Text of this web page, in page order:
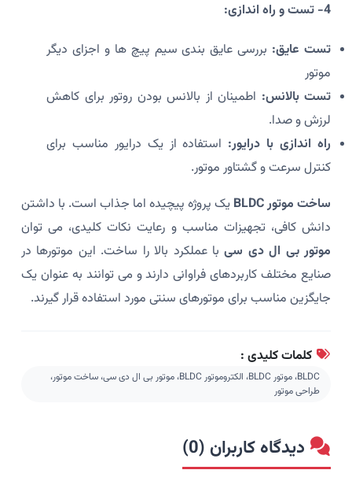
4- تست و راه اندازی:
تست عایق: بررسی عایق بندی سیم پیچ ها و اجزای دیگر
موتور
تست بالانس: اطمینان از بالانس بودن روتور برای کاهش
لرزش و صدا.
راه اندازی با درایور: استفاده از یک درایور مناسب برای
کنترل سرعت و گشتاور موتور.
ساخت موتور BLDC
یک پروژه پیچیده اما جذاب است. با داشتن
دانش کافی، تجهیزات مناسب و رعایت نکات کلیدی، می توان
موتور بی ال دی سیبا عملکرد بالا را ساخت. این موتورها در
صنایع مختلف کاربردهای فراوانی دارند و می توانند به عنوان یک
جایگزین مناسب برای موتورهای سنتی مورد استفاده قرار گیرند.
کلمات کلیدی :
BLDC، موتور BLDC، الکتروموتور BLDC، موتور بی ال دی سی، ساخت موتور،
طراحی موتور
دیدگاه کاربران (0)